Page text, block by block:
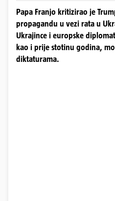
Papa Franjo kritizirao je
propagandu u vezi rata u
Ukrajince i europske
kao i prije stotinu godina,
diktaturama.